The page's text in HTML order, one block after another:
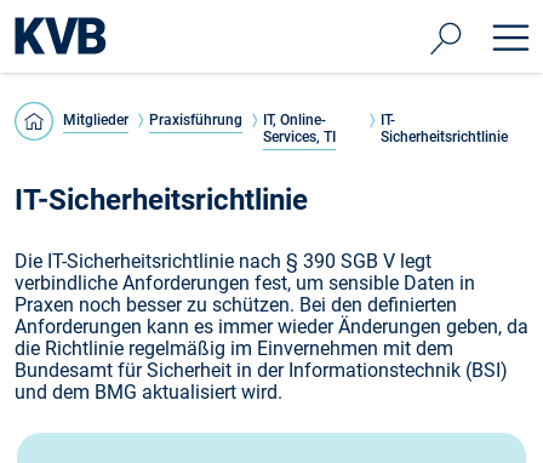
Mitglieder Praxisführung
IT, Online-
Services, TI
IT-
Sicherheitsrichtlinie
IT-Sicherheitsrichtlinie
Die IT-Sicherheitsrichtlinie nach § 390 SGB V legt
verbindliche Anforderungen fest, um sensible Daten in
Praxen noch besser zu schützen. Bei den definierten
Anforderungen kann es immer wieder Änderungen geben, da
die Richtlinie regelmäßig im Einvernehmen mit dem
Bundesamt für Sicherheit in der Informationstechnik (BSI)
und dem BMG aktualisiert wird.